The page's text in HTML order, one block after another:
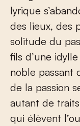
lyrique
des lieux, des
solitude du
fils d’une
noble passant
de la passion
autant de
qui élèvent